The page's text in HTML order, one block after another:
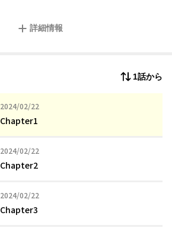
詳細情報
1話から
2024/02/22
2024年02月22日
Chapter1
2024/02/22
2024年02月22日
Chapter2
2024/02/22
2024年02月22日
Chapter3